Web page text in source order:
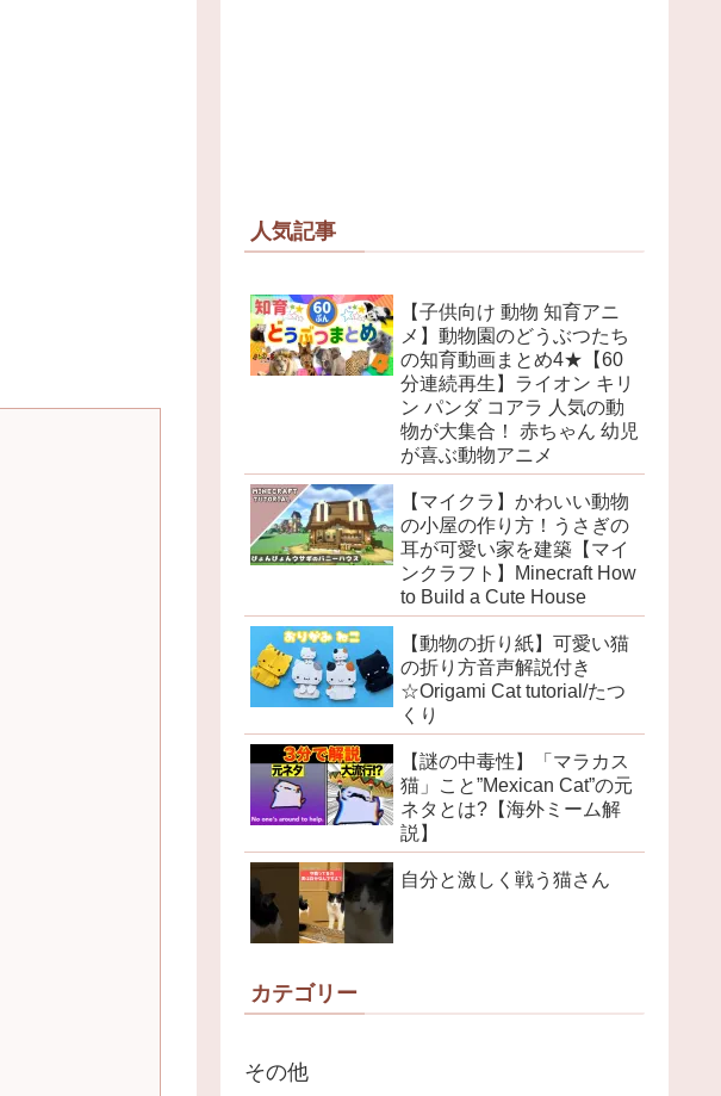
人気記事
【子供向け 動物 知育アニ
メ】動物園のどうぶつたち
の知育動画まとめ4★【60
分連続再生】ライオン キリ
ン パンダ コアラ 人気の動
物が大集合！ 赤ちゃん 幼児
が喜ぶ動物アニメ
【マイクラ】かわいい動物
の小屋の作り方！うさぎの
耳が可愛い家を建築【マイ
ンクラフト】Minecraft How
to Build a Cute House
【動物の折り紙】可愛い猫
の折り方音声解説付き
☆Origami Cat tutorial/たつ
くり
【謎の中毒性】「マラカス
猫」こと”Mexican Cat”の元
ネタとは?【海外ミーム解
説】
自分と激しく戦う猫さん
カテゴリー
その他